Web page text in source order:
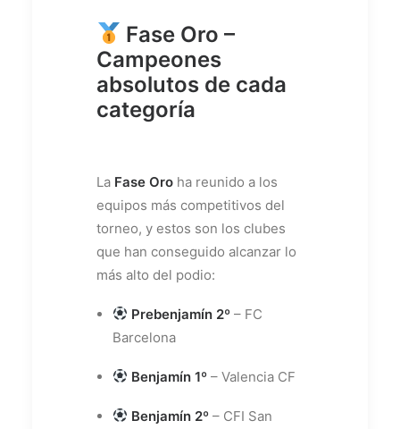
Fase Oro –
Campeones
absolutos de cada
categoría
La Fase Oro ha reunido a los
equipos más competitivos del
torneo, y estos son los clubes
que han conseguido alcanzar lo
más alto del podio:
Prebenjamín 2º – FC
Barcelona
Benjamín 1º – Valencia CF
Benjamín 2º – CFI San